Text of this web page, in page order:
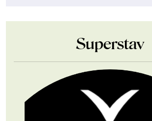
Superstav